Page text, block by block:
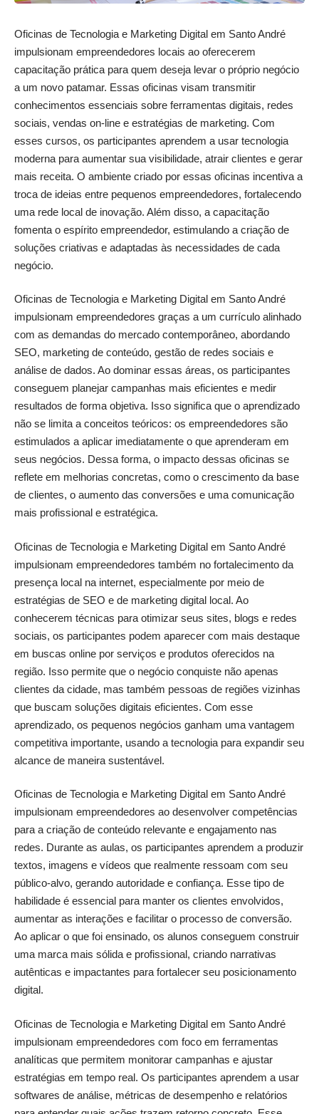
Oficinas de Tecnologia e Marketing Digital em Santo André
impulsionam empreendedores locais ao oferecerem
capacitação prática para quem deseja levar o próprio negócio
a um novo patamar. Essas oficinas visam transmitir
conhecimentos essenciais sobre ferramentas digitais, redes
sociais, vendas on-line e estratégias de marketing. Com
esses cursos, os participantes aprendem a usar tecnologia
moderna para aumentar sua visibilidade, atrair clientes e gerar
mais receita. O ambiente criado por essas oficinas incentiva a
troca de ideias entre pequenos empreendedores, fortalecendo
uma rede local de inovação. Além disso, a capacitação
fomenta o espírito empreendedor, estimulando a criação de
soluções criativas e adaptadas às necessidades de cada
negócio.
Oficinas de Tecnologia e Marketing Digital em Santo André
impulsionam empreendedores graças a um currículo alinhado
com as demandas do mercado contemporâneo, abordando
SEO, marketing de conteúdo, gestão de redes sociais e
análise de dados. Ao dominar essas áreas, os participantes
conseguem planejar campanhas mais eficientes e medir
resultados de forma objetiva. Isso significa que o aprendizado
não se limita a conceitos teóricos: os empreendedores são
estimulados a aplicar imediatamente o que aprenderam em
seus negócios. Dessa forma, o impacto dessas oficinas se
reflete em melhorias concretas, como o crescimento da base
de clientes, o aumento das conversões e uma comunicação
mais profissional e estratégica.
Oficinas de Tecnologia e Marketing Digital em Santo André
impulsionam empreendedores também no fortalecimento da
presença local na internet, especialmente por meio de
estratégias de SEO e de marketing digital local. Ao
conhecerem técnicas para otimizar seus sites, blogs e redes
sociais, os participantes podem aparecer com mais destaque
em buscas online por serviços e produtos oferecidos na
região. Isso permite que o negócio conquiste não apenas
clientes da cidade, mas também pessoas de regiões vizinhas
que buscam soluções digitais eficientes. Com esse
aprendizado, os pequenos negócios ganham uma vantagem
competitiva importante, usando a tecnologia para expandir seu
alcance de maneira sustentável.
Oficinas de Tecnologia e Marketing Digital em Santo André
impulsionam empreendedores ao desenvolver competências
para a criação de conteúdo relevante e engajamento nas
redes. Durante as aulas, os participantes aprendem a produzir
textos, imagens e vídeos que realmente ressoam com seu
público-alvo, gerando autoridade e confiança. Esse tipo de
habilidade é essencial para manter os clientes envolvidos,
aumentar as interações e facilitar o processo de conversão.
Ao aplicar o que foi ensinado, os alunos conseguem construir
uma marca mais sólida e profissional, criando narrativas
autênticas e impactantes para fortalecer seu posicionamento
digital.
Oficinas de Tecnologia e Marketing Digital em Santo André
impulsionam empreendedores com foco em ferramentas
analíticas que permitem monitorar campanhas e ajustar
estratégias em tempo real. Os participantes aprendem a usar
softwares de análise, métricas de desempenho e relatórios